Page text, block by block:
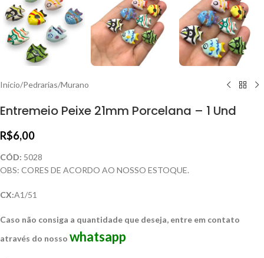
Início/Pedrarias/Murano
Entremeio Peixe 21mm Porcelana – 1 Und
R$6,00
CÓD: 5028
OBS: CORES DE ACORDO AO NOSSO ESTOQUE.
CX:A1/51
Caso não consiga a quantidade que deseja, entre em contato
através do nosso whatsapp